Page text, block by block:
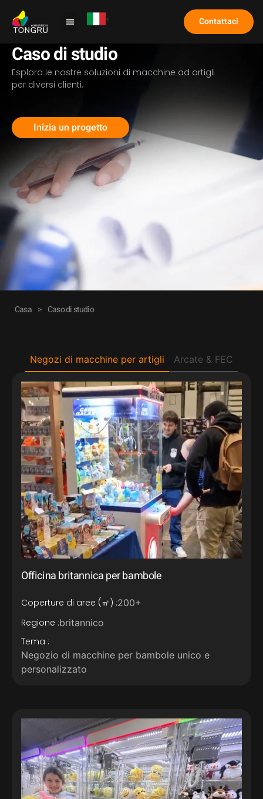
Contattaci
Caso di studio
Esplora le nostre soluzioni di macchine ad artigli
per diversi clienti.
Inizia un progetto
Casa > Caso di studio
Negozi di macchine per artigli Arcate & FEC
Officina britannica per bambole
Coperture di aree (㎡) :200+
Regione :britannico
Tema :
Negozio di macchine per bambole unico e
personalizzato